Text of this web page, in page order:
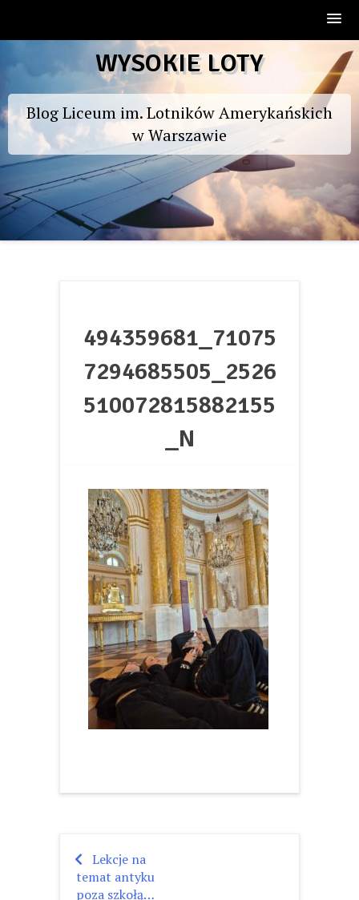
to
WYSOKIE LOTY
Blog Liceum im. Lotników Amerykańskich
w Warszawie
494359681_71075
7294685505_2526
510072815882155
_N
Nawigacja
Lekcje na
temat antyku
poza szkołą…